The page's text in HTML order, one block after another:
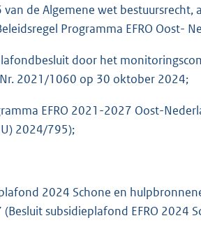
de Algemene wet bestuursrecht,
Programma EFRO Oost-
door het
2021/1060 op 30 oktober 2024;
EFRO 2021-2027 Oost-
2024/795);
2024 Schone en
subsidieplafond EFRO